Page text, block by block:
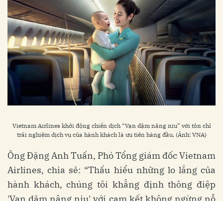
Vietnam Airlines khởi động chiến dịch “Vạn dặm nâng niu” với tôn chỉ
trải nghiệm dịch vụ của hành khách là ưu tiên hàng đầu. (Ảnh: VNA)
Ông Đặng Anh Tuấn, Phó Tổng giám đốc Vietnam
Airlines, chia sẻ: “Thấu hiểu những lo lắng của
hành khách, chúng tôi khẳng định thông điệp